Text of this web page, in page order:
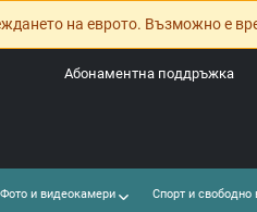
на еврото. Възможно е
Абонаментна поддръжка
Фото и видеокамери Спорт и свободно